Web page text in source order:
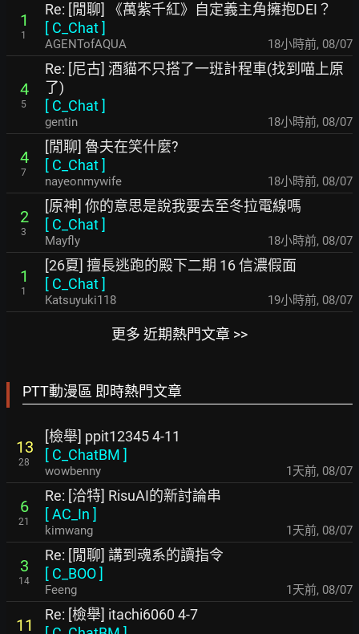
1
1
Re: [閒聊] 《萬紫千紅》自定義主角擁抱DEI？
[ C_Chat]
AGENTofAQUA 18小時前, 08/07
4
5
Re: [尼古] 酒貓不只搭了一班計程車(找到喵上原
了)
[ C_Chat]
gentin 18小時前, 08/07
4
7
[閒聊] 魯夫在笑什麼?
[ C_Chat]
nayeonmywife 18小時前, 08/07
2
3
[原神] 你的意思是說我要去至冬拉電線嗎
[ C_Chat]
Mayfly 18小時前, 08/07
1
1
[26夏] 擅長逃跑的殿下二期 16 信濃假面
[ C_Chat]
Katsuyuki118 19小時前, 08/07
更多 近期熱門文章 >>
PTT動漫區 即時熱門文章
13
28
[檢舉] ppit12345 4-11
[ C_ChatBM ]
wowbenny 1天前, 08/07
6
21
Re: [洽特] RisuAI的新討論串
[AC_In ]
kimwang 1天前, 08/07
3
14
Re: [閒聊] 講到魂系的讀指令
[ C_BOO]
Feeng 1天前, 08/07
11
Re: [檢舉] itachi6060 4-7